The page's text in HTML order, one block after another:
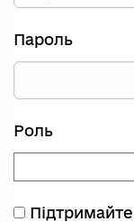
Пароль
Роль